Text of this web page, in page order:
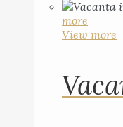
more
View more